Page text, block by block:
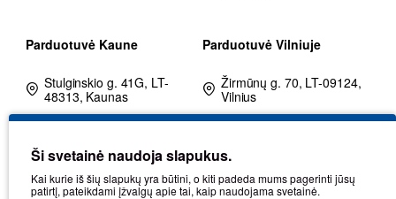
Parduotuvė Kaune
Stulginskio g. 41G, LT-
48313, Kaunas
kaunas@balticdiag.eu
Darbo laikas: I-V: 8-17
Parduotuvė Vilniuje
Žirmūnų g. 70, LT-09124,
Vilnius
vilnius@balticdiag.eu
Darbo laikas: I-V: 8-17
Ši svetainė naudoja slapukus.
Kai kurie iš šių slapukų yra būtini, o kiti padeda mums pagerinti jūsų
patirtį, pateikdami įžvalgų apie tai, kaip naudojama svetainė.